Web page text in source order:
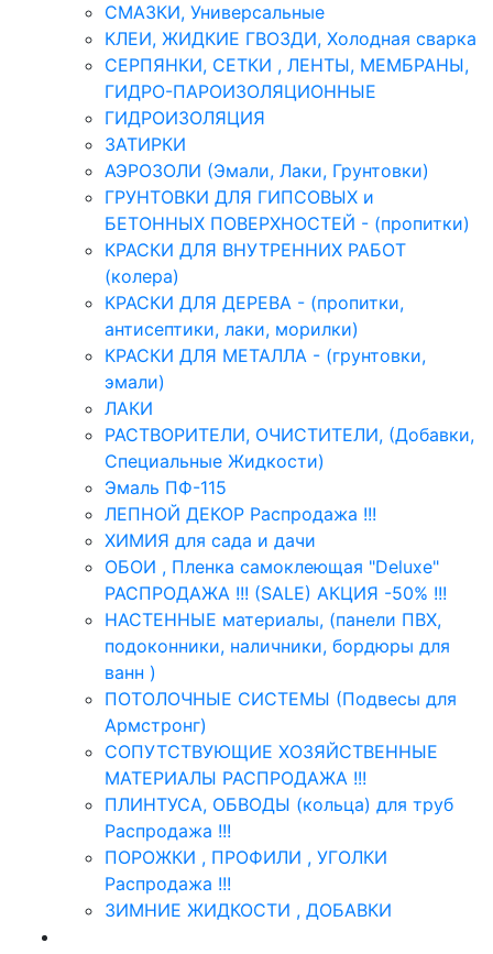
СМАЗКИ, Универсальные
КЛЕИ, ЖИДКИЕ ГВОЗДИ, Холодная сварка
СЕРПЯНКИ, СЕТКИ , ЛЕНТЫ, МЕМБРАНЫ,
ГИДРО-ПАРОИЗОЛЯЦИОННЫЕ
ГИДРОИЗОЛЯЦИЯ
ЗАТИРКИ
АЭРОЗОЛИ (Эмали, Лаки, Грунтовки)
ГРУНТОВКИ ДЛЯ ГИПСОВЫХ и
БЕТОННЫХ ПОВЕРХНОСТЕЙ - (пропитки)
КРАСКИ ДЛЯ ВНУТРЕННИХ РАБОТ
(колера)
КРАСКИ ДЛЯ ДЕРЕВА - (пропитки,
антисептики, лаки, морилки)
КРАСКИ ДЛЯ МЕТАЛЛА - (грунтовки,
эмали)
ЛАКИ
РАСТВОРИТЕЛИ, ОЧИСТИТЕЛИ, (Добавки,
Специальные Жидкости)
Эмаль ПФ-115
ЛЕПНОЙ ДЕКОР Распродажа !!!
ХИМИЯ для сада и дачи
ОБОИ , Пленка самоклеющая "Deluxe"
РАСПРОДАЖА !!! (SALE) АКЦИЯ -50% !!!
НАСТЕННЫЕ материалы, (панели ПВХ,
подоконники, наличники, бордюры для
ванн )
ПОТОЛОЧНЫЕ СИСТЕМЫ (Подвесы для
Армстронг)
СОПУТСТВУЮЩИЕ ХОЗЯЙСТВЕННЫЕ
МАТЕРИАЛЫ РАСПРОДАЖА !!!
ПЛИНТУСА, ОБВОДЫ (кольца) для труб
Распродажа !!!
ПОРОЖКИ , ПРОФИЛИ , УГОЛКИ
Распродажа !!!
ЗИМНИЕ ЖИДКОСТИ , ДОБАВКИ